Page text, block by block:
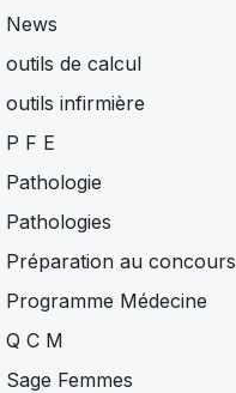
News
outils de calcul
outils infirmière
P F E
Pathologie
Pathologies
Préparation au concours
Programme Médecine
Q C M
Sage Femmes